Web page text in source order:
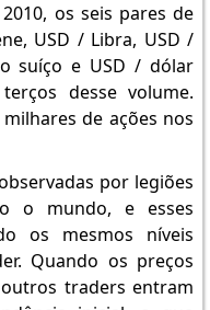
os seis pares de
USD / Libra, USD /
suíço e USD / dólar
desse volume.
de ações nos
por legiões
o mundo, e esses
os mesmos níveis
Quando os preços
traders entram